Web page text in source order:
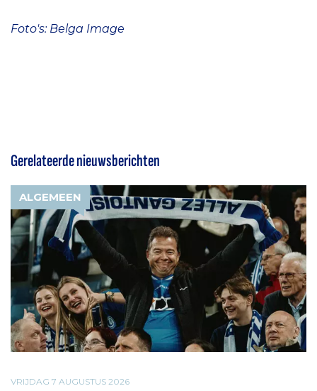
Foto's: Belga Image
Gerelateerde nieuwsberichten
ALGEMEEN
VRIJDAG 7 AUGUSTUS 2026